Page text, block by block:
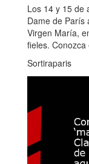
Los 14 y 15 de
Dame de París
Virgen María,
fieles.
Sortiraparis